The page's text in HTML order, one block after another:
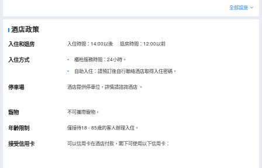
全部設施
酒店政策
入住和退房 入住時間：14:00以後 退房時間：12:00以前
入住方式
櫃枱服務時間：24小時。
自助入住：請預訂後自行聯絡酒店取得入住密碼。
停車場 酒店提供停車位，詳情請諮詢酒店 。
寵物 不可攜帶寵物。
年齡限制 僅接待18 - 85歲的客人辦理入住。
接受信用卡 可以信用卡在酒店付款，閣下可使用以下信用卡：